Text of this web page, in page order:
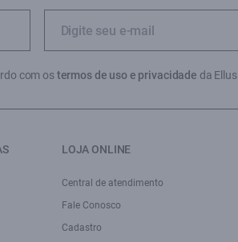
com ostermos de uso e privacidade da Ellus
LOJA ONLINE
Central de atendimento
Fale Conosco
Cadastro